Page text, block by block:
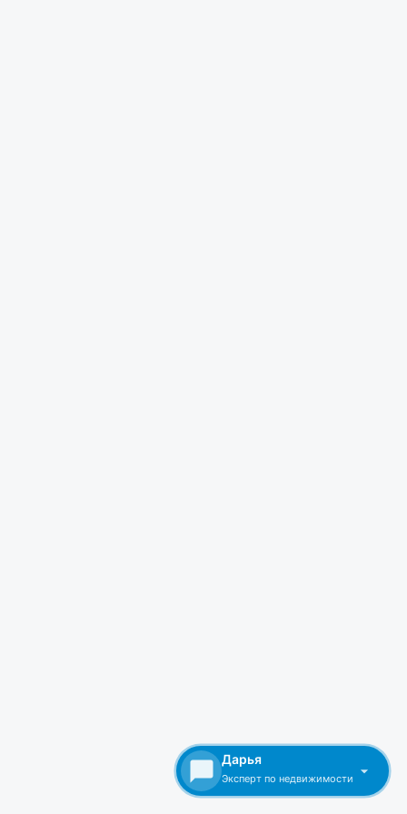
Дарья
Эксперт по недвижимости